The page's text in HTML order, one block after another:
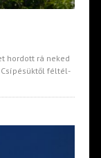
hordott rá neked
féltél-